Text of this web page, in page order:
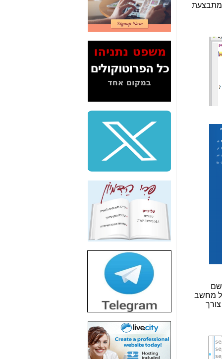
מתבצעת
מחשב
2" על תעלולי השר
משה כחלון -כאן
המשך חשיפת הבלוף
ששמו "מהפיכת
הסלולר" ואיך מסרסים
כאן
סיכום ביקור בסיליקון
משקיעות ומפתחות
באותם תחומים -כאן
שלמה פילבר (עד
לאחרונה מנכ"ל משרד
התקשורת) - עד
מדינה? הצחקתם
"יש אפליה בחקירה"?
חשיפה: למה השר
משה כחלון לא נחקר
עד היום? -
כאן
חשיפת חשד לשחיתות
הדומה לזו של "תיק
הסלולר -כאן
חשיפת מה שלא
רוצים שתדעו בעניין
פריסת אנלימיטד
(בניחוח בלתי נסבל) -
כאן
חשיפה: איוב קרא
אישר לקבוצת סלקום
בדיוק מה שביבי אישר
כאן